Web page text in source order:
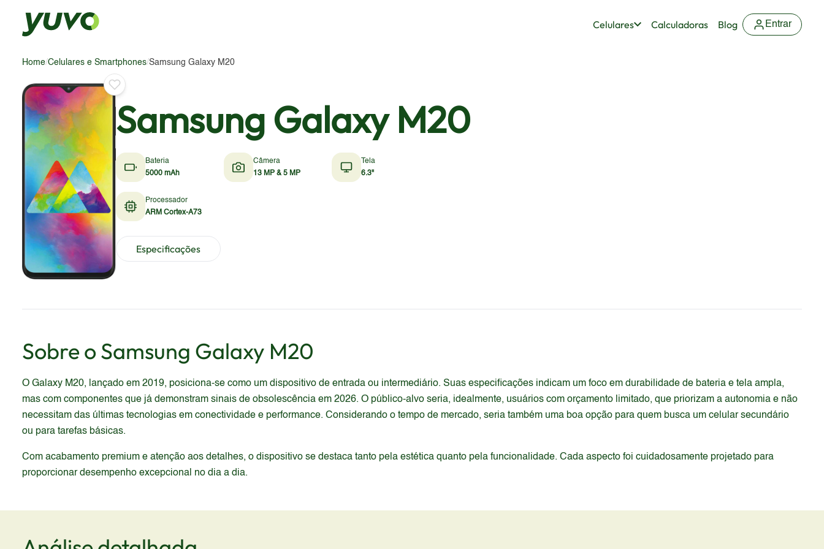
Celulares Calculadoras Blog Entrar
Home/Celulares e Smartphones/Samsung Galaxy M20
Samsung Galaxy M20
Bateria
5000 mAh
Câmera
13 MP & 5 MP
Tela
6.3"
Processador
ARM Cortex-A73
Especificações
Sobre o Samsung Galaxy M20
O Galaxy M20, lançado em 2019, posiciona-se como um dispositivo de entrada ou intermediário. Suas especificações indicam um foco em durabilidade de bateria e tela ampla,
mas com componentes que já demonstram sinais de obsolescência em 2026. O público-alvo seria, idealmente, usuários com orçamento limitado, que priorizam a autonomia e não
necessitam das últimas tecnologias em conectividade e performance. Considerando o tempo de mercado, seria também uma boa opção para quem busca um celular secundário
ou para tarefas básicas.
Com acabamento premium e atenção aos detalhes, o dispositivo se destaca tanto pela estética quanto pela funcionalidade. Cada aspecto foi cuidadosamente projetado para
proporcionar desempenho excepcional no dia a dia.